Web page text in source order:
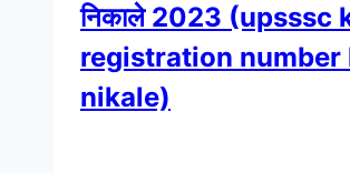
निकाले 2023 (upsssc
registration number
nikale)